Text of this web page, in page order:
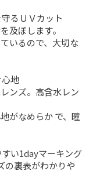
るＵＶカット
及ぼします。
いるので、大切な
心地
ンズ。高含水レン
がなめらか で、瞳
すい1dayマーキング
の裏表がわかりや